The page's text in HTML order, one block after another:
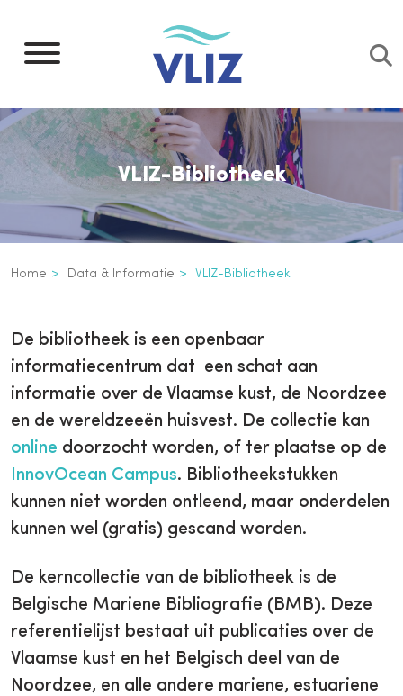
naar
inhoud
gaan
VLIZ-Bibliotheek
Kruimelpad
Home Data & Informatie VLIZ-Bibliotheek
3th
level
navigation
De bibliotheek is een openbaar
informatiecentrum dat een schat aan
informatie over de Vlaamse kust, de Noordzee
en de wereldzeeën huisvest. De collectie kan
online doorzocht worden, of ter plaatse op de
InnovOcean Campus. Bibliotheekstukken
kunnen niet worden ontleend, maar onderdelen
kunnen wel (gratis) gescand worden.
De kerncollectie van de bibliotheek is de
Belgische Mariene Bibliografie (BMB). Deze
referentielijst bestaat uit publicaties over de
Vlaamse kust en het Belgisch deel van de
Noordzee, en alle andere mariene, estuariene